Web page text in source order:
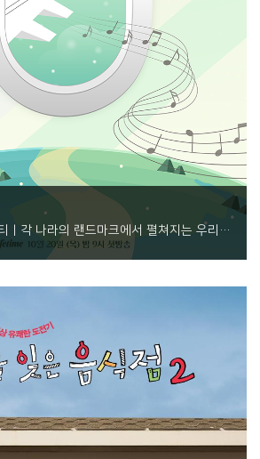
| 각 나라의 랜드마크에서 펼쳐지는 우리가
꿈의 무대